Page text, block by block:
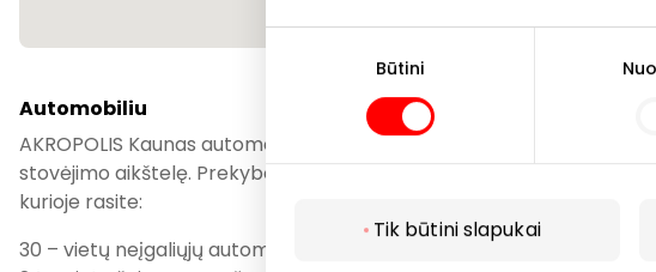
Būtini
Tik būtini slapukai
Automobiliu
AKROPOLIS Kaunas automobiliu pasiekiamas iš Karaliaus
stovėjimo aikštelę. Prekybos centro lankytojų patogumui siūlome
kurioje rasite:
30 – vietų neįgaliųjų automobiliams.